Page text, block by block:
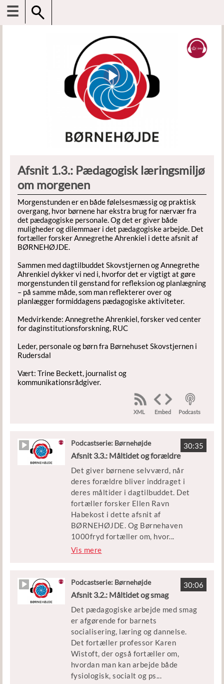
☰
Afsnit 1.3.: Pædagogisk læringsmiljø
om morgenen
Morgenstunden er en både følelsesmæssig og praktisk
overgang, hvor børnene har ekstra brug for nærvær fra
det pædagogiske personale. Og det er giver både
muligheder og dilemmaer i det pædagogiske arbejde. Det
fortæller forsker Annegrethe Ahrenkiel i dette afsnit af
BØRNEHØJDE.
Sammen med dagtilbuddet Skovstjernen og Annegrethe
Ahrenkiel dykker vi ned i, hvorfor det er vigtigt at gøre
morgenstunden til genstand for refleksion og planlægning
– på samme måde, som man reflekterer over og
planlægger formiddagens pædagogiske aktiviteter.
Medvirkende: Annegrethe Ahrenkiel, forsker ved center
for daginstitutionsforskning, RUC
Leder, personale og børn fra Børnehuset Skovstjernen i
Rudersdal
Vært: Trine Beckett, journalist og
kommunikationsrådgiver.
XML Embed Podcasts
30:35
Podcastserie: Børnehøjde
Afsnit 3.3.: Måltidet og forældre
Det giver børnene selvværd, når
deres forældre bliver inddraget i
deres måltider i dagtilbuddet. Det
fortæller forsker Ellen Ravn
Habekost i dette afsnit af
BØRNEHØJDE. Og Børnehaven
1000fryd fortæller om, hvor...
dan de har grebet opgaven an.
Ellen Ravn Habekost, lektor ved
lærer- og pædagoguddannelsen UCL
Leder, personale og børn fra
Børnehaven 1000fryd i Ringe
Vært
Trine Beckett, journalist og
kommunikationsrådgiver
Vis mere
30:06
Podcastserie: Børnehøjde
Afsnit 3.2.: Måltidet og smag
Det pædagogiske arbejde med smag
er afgørende for barnets
socialisering, læring og dannelse.
Det fortæller professor Karen
Wistoft, der også fortæller om,
hvordan man kan arbejde både
fysiologisk, socialt og ps...